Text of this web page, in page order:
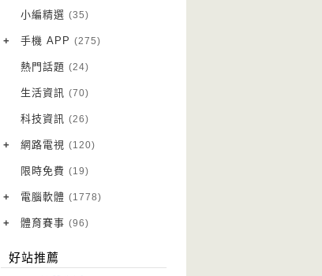
免費資源
字體下載
網站推薦
Android 遊戲
iOS 遊戲
網頁遊戲
電腦遊戲
小編精選 (35)
+ 手機 APP (275)
Android 軟體
iOS 軟體
Root 相關
越獄JB
熱門話題 (24)
生活資訊 (70)
科技資訊 (26)
+ 網路電視 (120)
電視影集
電視節目
限時免費 (19)
+ 電腦軟體 (1778)
作業系統
優化軟體 (38)
+ 體育賽事 (96)
好站推薦